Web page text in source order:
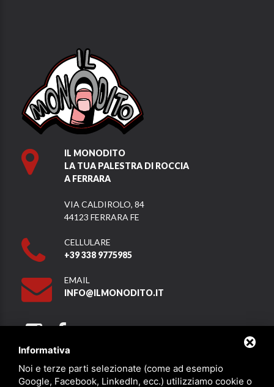
IL MONODITO
LA TUA PALESTRA DI ROCCIA
A FERRARA
VIA CALDIROLO, 84
44123 FERRARA FE
CELLULARE
+39 338 9775985
EMAIL
INFO@ILMONODITO.IT
Partner
Informativa
Noi e terze parti selezionate (come ad esempio
Google, Facebook, LinkedIn, ecc.) utilizziamo cookie o